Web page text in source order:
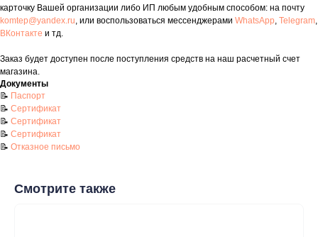
карточку Вашей организации либо ИП любым удобным способом: на почту
komtep@yandex.ru, или воспользоваться мессенджерами WhatsApp, Telegram,
ВКонтакте и тд.
Заказ будет доступен после поступления средств на наш расчетный счет
магазина.
Документы
📝 Паспорт
📝 Сертификат
📝 Сертификат
📝 Сертификат
📝 Отказное письмо
Смотрите также
Данный интернет‑сайт носит информационный характер и ни
при каких условиях не является публичной офертой в
соответствии со ст. 437 (2) ГК РФ. Для получения подробной
информации о наличии и стоимости товаров/услуг обратитесь
Покупателям
Пн-Пт: 8:00 - 17:00
Адрес магазина:
Челны, проспект Казанский, д. 124